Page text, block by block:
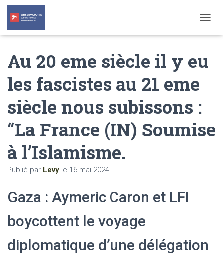
O
A
T
Au 20 eme siècle il y eu
les fascistes au 21 eme
siècle nous subissons :
“La France (IN) Soumise
à l’Islamisme.
Publié par Levy le 16 mai 2024
Gaza : Aymeric Caron et LFI
boycottent le voyage
diplomatique d’une délégation